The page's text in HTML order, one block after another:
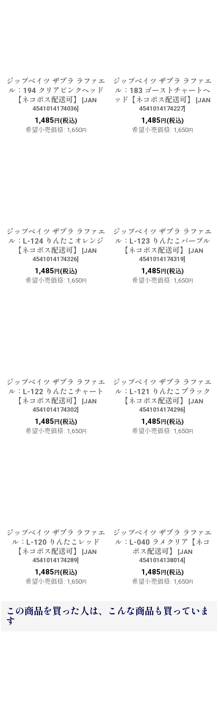
ジップベイツ ザブラ ラファエ
ル：194 クリアピンクヘッド
【ネコポス配送可】
[JAN
4541014174036]
1,485 円(税込)
希望小売価格: 1,650円
ジップベイツ ザブラ ラファエ
ル：183 ゴーストチャートヘ
ッド【ネコポス配送可】
[JAN
4541014174227]
1,485 円(税込)
希望小売価格: 1,650円
ジップベイツ ザブラ ラファエ
ル：L-124 りんたこオレンジ
【ネコポス配送可】
[JAN
4541014174326]
1,485 円(税込)
希望小売価格: 1,650円
ジップベイツ ザブラ ラファエ
ル：L-123 りんたこパープル
【ネコポス配送可】
[JAN
4541014174319]
1,485 円(税込)
希望小売価格: 1,650円
ジップベイツ ザブラ ラファエ
ル：L-122 りんたこチャート
【ネコポス配送可】
[JAN
4541014174302]
1,485 円(税込)
希望小売価格: 1,650円
ジップベイツ ザブラ ラファエ
ル：L-121 りんたこブラック
【ネコポス配送可】
[JAN
4541014174296]
1,485 円(税込)
希望小売価格: 1,650円
ジップベイツ ザブラ ラファエ
ル：L-120 りんたこレッド
【ネコポス配送可】
[JAN
4541014174289]
1,485 円(税込)
希望小売価格: 1,650円
ジップベイツ ザブラ ラファエ
ル：L-040 ラメクリア【ネコ
ポス配送可】
[JAN
4541014138014]
1,485 円(税込)
希望小売価格: 1,650円
この商品を買った人は、こんな商品も買っていま
す